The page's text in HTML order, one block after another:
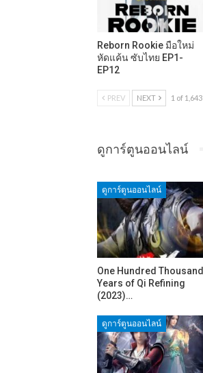
Reborn Rookie มือใหม่
หัดแค้น ซับไทย EP1-
EP12
PREV NEXT 1 of 1,643
ดูการ์ตูนออนไลน์
ดูการ์ตูนออนไลน์
One Hundred Thousand
Years of Qi Refining
(2023)…
ดูการ์ตูนออนไลน์